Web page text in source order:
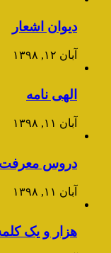
دیوان اشعار
آبان ۱۲, ۱۳۹۸
الهی نامه
آبان ۱۱, ۱۳۹۸
دروس
آبان ۱۱, ۱۳۹۸
هزار و یک